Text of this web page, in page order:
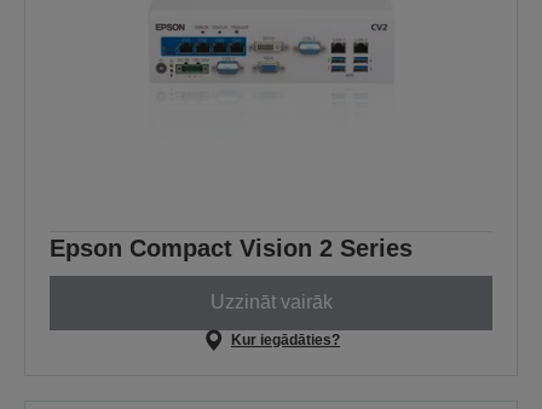
Epson Compact Vision 2 Series
Uzzināt vairāk
Kur iegādāties?